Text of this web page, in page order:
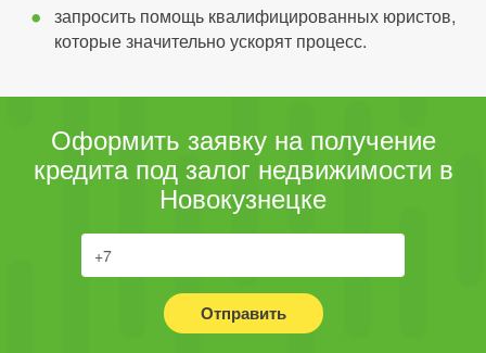
запросить помощь квалифицированных юристов,
которые значительно ускорят процесс.
Оформить заявку на получение
кредита под залог недвижимости в
Новокузнецке
Отправить